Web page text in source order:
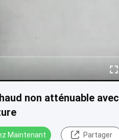
non atténuable avec
Maintenant Partager